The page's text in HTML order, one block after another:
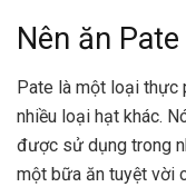
Nên ăn
Pate là một loại
nhiều loại hạt khác.
được sử dụng trong
một bữa ăn tuyệt vời